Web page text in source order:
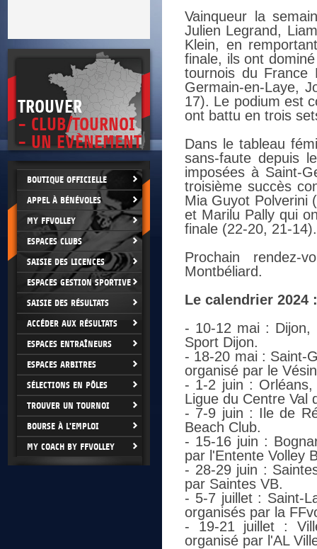
TROUVER
- CLUB/TOURNOI
- UN EVÈNEMENT
BOUTIQUE OFFICIELLE
APPEL À BÉNÉVOLES
MY FFVOLLEY
ESPACES CLUBS
SAISIE DES LICENCES
ESPACES GESTION SPORTIVE
SAISIE DES RÉSULTATS
ACCÉDER AUX RÉSULTATS
ESPACES ENTRAÎNEURS
ESPACES ARBITRES
SÉLECTIONS EN PÔLES
TROUVER UN TOURNOI
BOURSE À L'EMPLOI
MY COACH BY FFVOLLEY
Vainqueur la
Julien Legrand,
Klein, en
finale, ils ont
tournois du France
Germain-en-Laye,
17). Le podium est
ont battu en trois
Dans le tableau
sans-faute depuis
imposées à Saint-
troisième succès
Mia Guyot Polverini
et Marilu Pally qui
finale (22-20, 21-14).
Prochain
Montbéliard.
Le calendrier 2024 :
- 10-12 mai : Dijon,
Sport Dijon.
- 18-20 mai : Saint-
organisé par le
- 1-2 juin : Orléans,
Ligue du Centre Val
- 7-9 juin : Ile de
Beach Club.
- 15-16 juin :
par l'Entente Volley
- 28-29 juin :
par Saintes VB.
- 5-7 juillet : Saint-
organisés par la
- 19-21 juillet :
organisé par l'AL